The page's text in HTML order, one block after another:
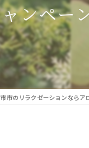
ンペー
市のリラクゼーションならア